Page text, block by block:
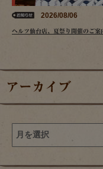
2026/08/06
ヘルツ仙台店、夏祭り開催のご案
アーカイブ